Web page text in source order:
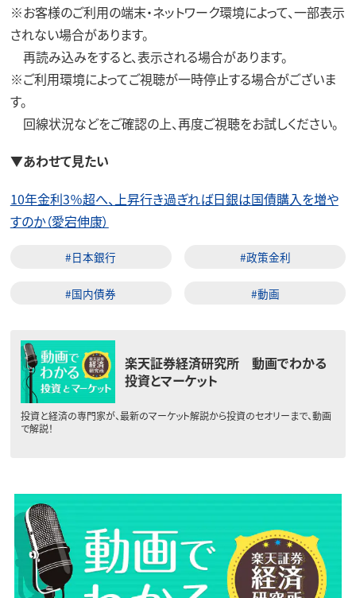
※お客様のご利用の端末・ネットワーク環境によって、一部表示
されない場合があります。
再読み込みをすると、表示される場合があります。
※ご利用環境によってご視聴が一時停止する場合がございま
す。
回線状況などをご確認の上、再度ご視聴をお試しください。
▼あわせて見たい
10年金利3％超へ、上昇行き過ぎれば日銀は国債購入を増や
すのか（愛宕伸康）
#日本銀行 #政策金利
#国内債券 #動画
楽天証券経済研究所 動画でわかる
投資とマーケット
投資と経済の専門家が、最新のマーケット解説から投資のセオリーまで、動画
で解説！